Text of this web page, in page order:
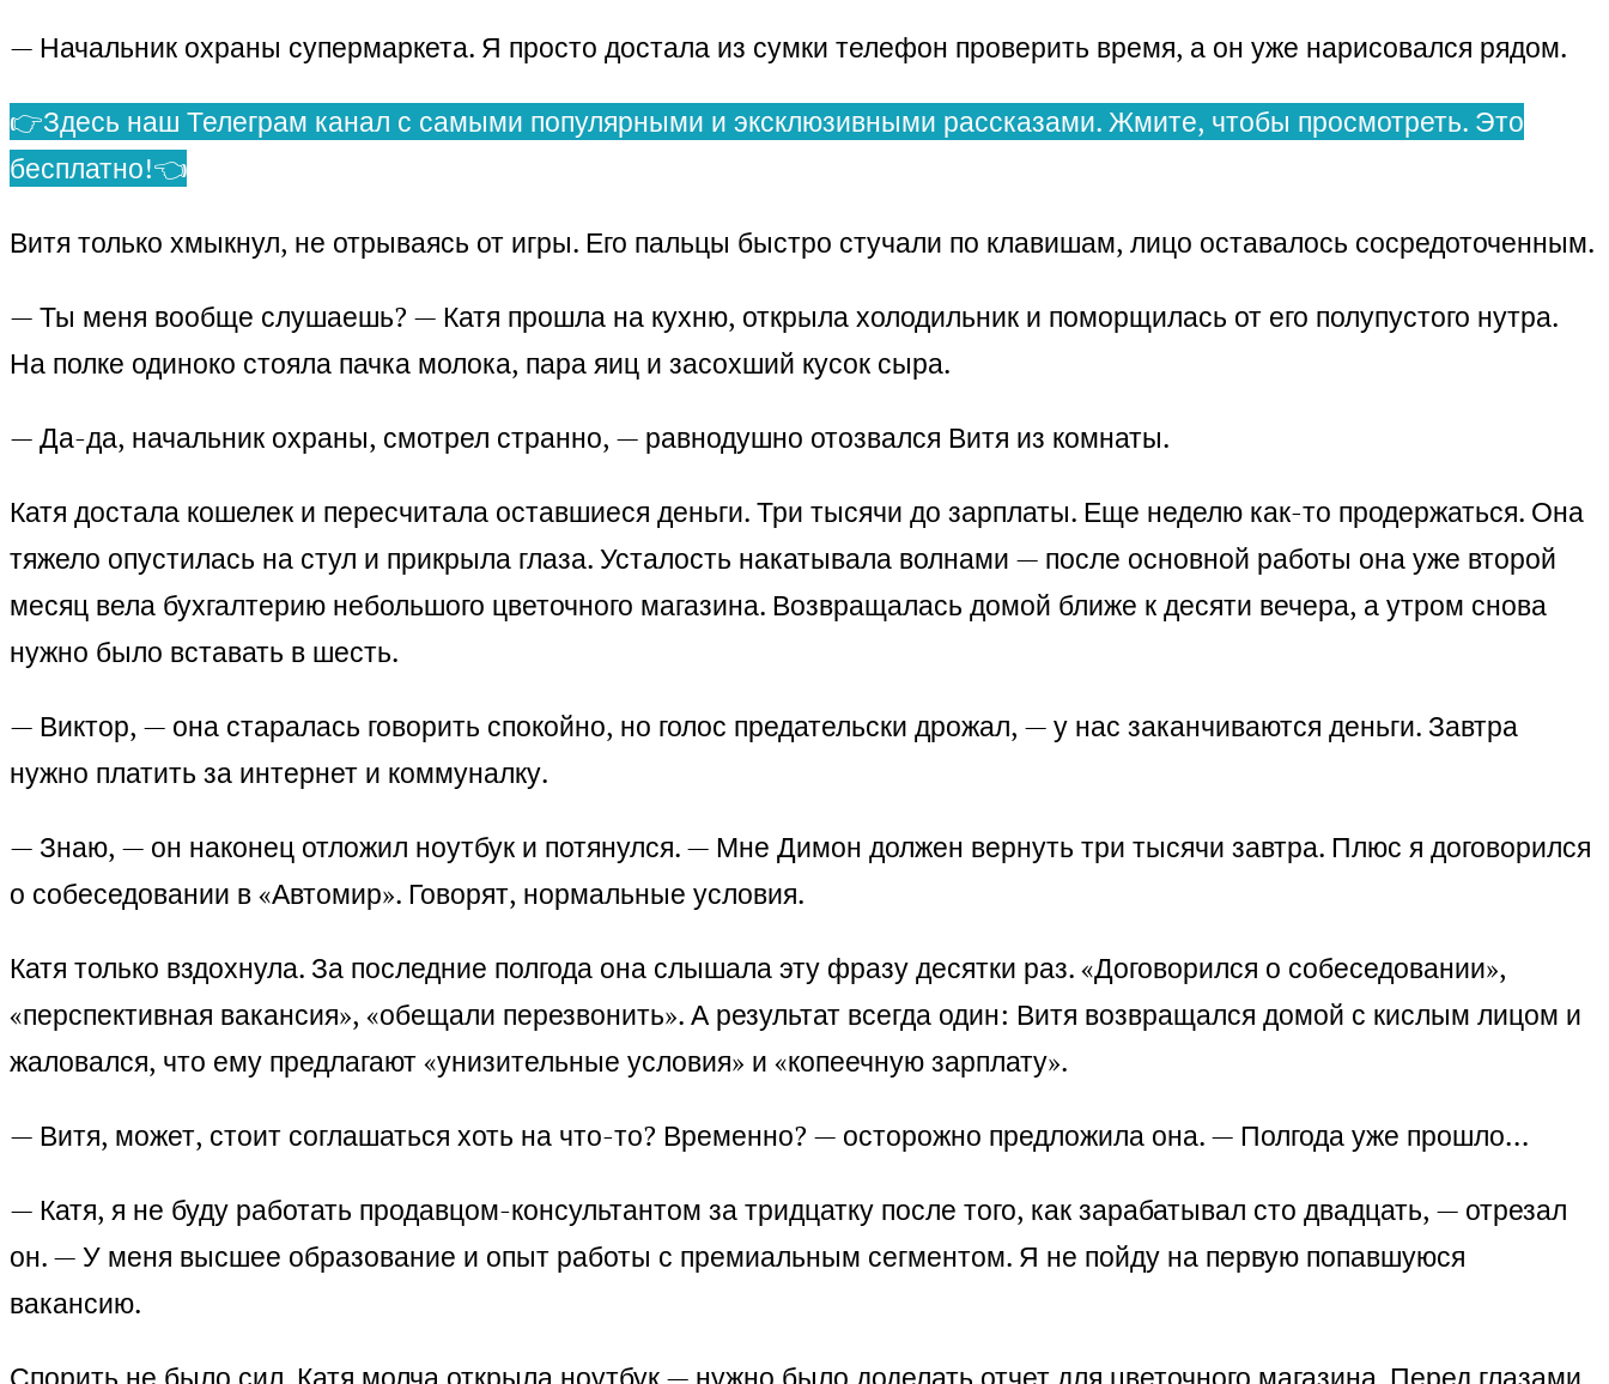
— Начальник охраны супермаркета. Я просто достала из сумки телефон проверить время, а он уже нарисовался рядом.
👉Здесь наш Телеграм канал с самыми популярными и эксклюзивными рассказами. Жмите, чтобы просмотреть. Это
бесплатно!👈
Витя только хмыкнул, не отрываясь от игры. Его пальцы быстро стучали по клавишам, лицо оставалось сосредоточенным.
— Ты меня вообще слушаешь? — Катя прошла на кухню, открыла холодильник и поморщилась от его полупустого нутра.
На полке одиноко стояла пачка молока, пара яиц и засохший кусок сыра.
— Да-да, начальник охраны, смотрел странно, — равнодушно отозвался Витя из комнаты.
Катя достала кошелек и пересчитала оставшиеся деньги. Три тысячи до зарплаты. Еще неделю как-то продержаться. Она
тяжело опустилась на стул и прикрыла глаза. Усталость накатывала волнами — после основной работы она уже второй
месяц вела бухгалтерию небольшого цветочного магазина. Возвращалась домой ближе к десяти вечера, а утром снова
нужно было вставать в шесть.
— Виктор, — она старалась говорить спокойно, но голос предательски дрожал, — у нас заканчиваются деньги. Завтра
нужно платить за интернет и коммуналку.
— Знаю, — он наконец отложил ноутбук и потянулся. — Мне Димон должен вернуть три тысячи завтра. Плюс я договорился
о собеседовании в «Автомир». Говорят, нормальные условия.
Катя только вздохнула. За последние полгода она слышала эту фразу десятки раз. «Договорился о собеседовании»,
«перспективная вакансия», «обещали перезвонить». А результат всегда один: Витя возвращался домой с кислым лицом и
жаловался, что ему предлагают «унизительные условия» и «копеечную зарплату».
— Витя, может, стоит соглашаться хоть на что-то? Временно? — осторожно предложила она. — Полгода уже прошло…
— Катя, я не буду работать продавцом-консультантом за тридцатку после того, как зарабатывал сто двадцать, — отрезал
он. — У меня высшее образование и опыт работы с премиальным сегментом. Я не пойду на первую попавшуюся
вакансию.